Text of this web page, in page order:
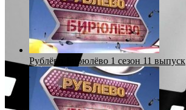
Рублёво-Бирюлёво 1 сезон 11 выпуск